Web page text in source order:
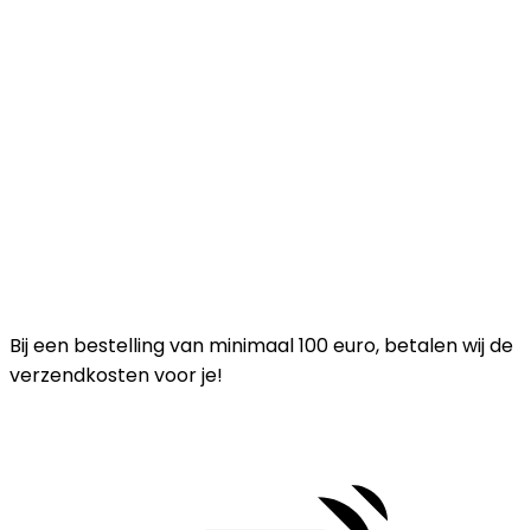
Bij een bestelling van minimaal 100 euro, betalen wij de
verzendkosten voor je!